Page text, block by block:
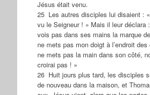
Jésus était venu.
25 Les autres disciples lui disaient :
vu le Seigneur ! » Mais il leur déclara
vois pas dans ses mains la marque
ne mets pas mon doigt à l’endroit
ne mets pas la main dans son côté,
croirai pas ! »
26 Huit jours plus tard, les disciples
de nouveau dans la maison, et